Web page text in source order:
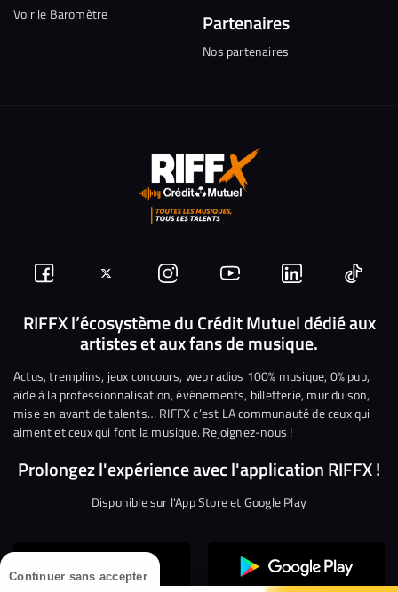
Continuer sans accepter
Voir le Baromètre Partenaires
Nos partenaires
Suivez-
nous
Facebook
Suivez-
nous
sur
Twitter
Nous
rejoindre
sur
Instagram
Nous
rejoindre
sur
YouTube
Nous
rejoindre
sur
Linkedin
Nous
RIFFX l’écosystème du Crédit Mutuel dédié aux
artistes et aux fans de musique.
Actus, tremplins, jeux concours, web radios 100% musique, 0% pub,
aide à la professionnalisation, événements, billetterie, mur du son,
mise en avant de talents… RIFFX c’est LA communauté de ceux qui
aiment et ceux qui font la musique. Rejoignez-nous !
Prolongez l'expérience avec l'application RIFFX !
Disponible sur l'App Store et Google Play